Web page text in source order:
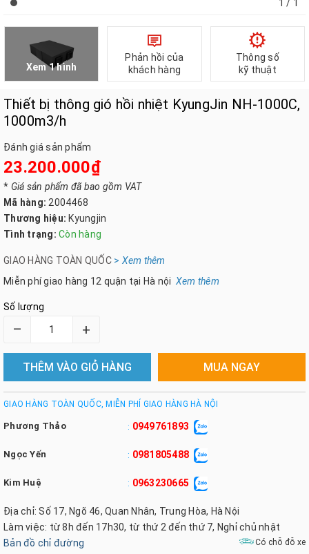
1 / 1
Xem 1 hình
Phản hồi của
khách hàng
Thông số
kỹ thuật
Thiết bị thông gió hồi nhiệt KyungJin NH-1000C,
1000m3/h
Đánh giá sản phẩm
23.200.000₫
* Giá sản phẩm đã bao gồm VAT
Mã hàng: 2004468
Thương hiệu: Kyungjin
Tình trạng: Còn hàng
GIAO HÀNG TOÀN QUỐC > Xem thêm
Miễn phí giao hàng 12 quận tại Hà nội Xem thêm
Số lượng
– +
THÊM VÀO GIỎ HÀNG MUA NGAY
GIAO HÀNG TOÀN QUỐC, MIỄN PHÍ GIAO HÀNG HÀ NỘI
Phương Thảo : 0949761893
Ngọc Yến : 0981805488
Kim Huệ : 0963230665
Địa chỉ: Số 17, Ngõ 46, Quan Nhân, Trung Hòa, Hà Nội
Làm việc: từ 8h đến 17h30, từ thứ 2 đến thứ 7, Nghỉ chủ nhật
Bản đồ chỉ đường
Có chỗ đỗ xe